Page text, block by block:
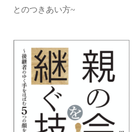
とのつきあい方~